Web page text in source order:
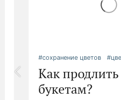
#сохранение цветов
Как
букетам?